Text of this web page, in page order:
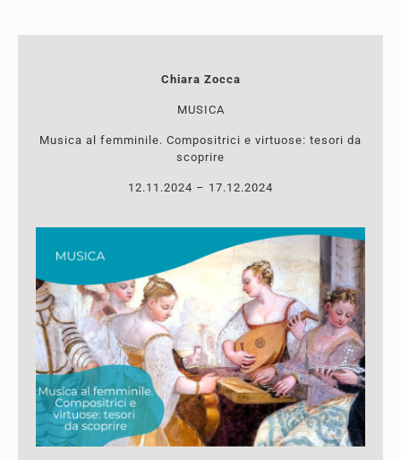
Chiara Zocca
MUSICA
Musica al femminile. Compositrici e virtuose: tesori da
scoprire
12.11.2024 – 17.12.2024